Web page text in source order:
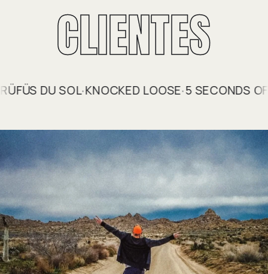
CLIENTES
OF SUMMER BILLY GIBBONS DIPLO